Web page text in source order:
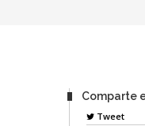
Comparte
Tweet